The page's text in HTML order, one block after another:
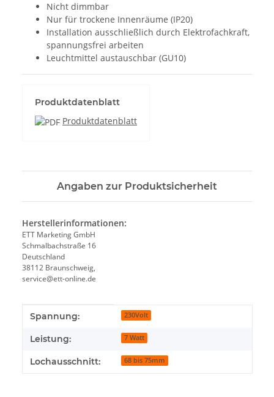
Nicht dimmbar
Nur für trockene Innenräume (IP20)
Installation ausschließlich durch Elektrofachkraft,
spannungsfrei arbeiten
Leuchtmittel austauschbar (GU10)
Produktdatenblatt
Produktdatenblatt
Angaben zur Produktsicherheit
Herstellerinformationen:
ETT Marketing GmbH
Schmalbachstraße 16
Deutschland
38112 Braunschweig,
service@ett-online.de
Produkteigenschaft
Wert
Spannung: 230Volt
Leistung: 7 Watt
Lochausschnitt: 68 bis 75mm